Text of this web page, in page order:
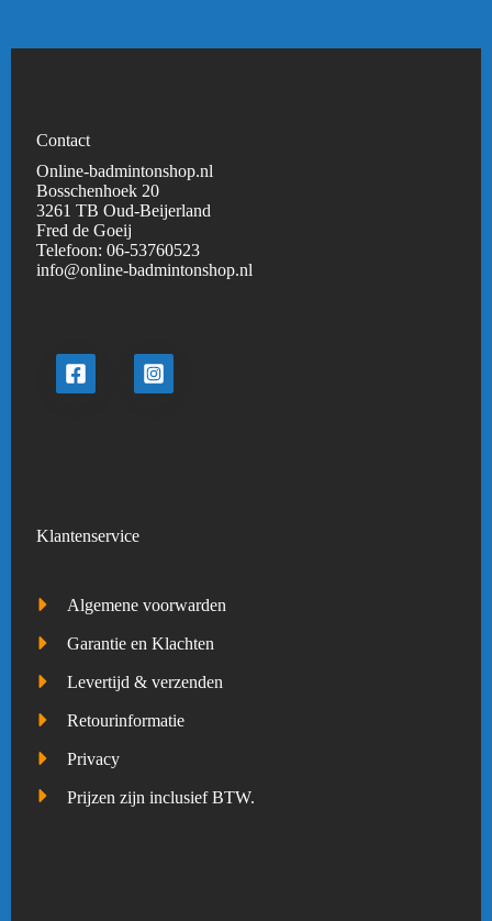
Contact
Online-badmintonshop.nl
Bosschenhoek 20
3261 TB Oud-Beijerland
Fred de Goeij
Telefoon:06-53760523
info@online-badmintonshop.nl
Klantenservice
Algemene voorwarden
Garantie en Klachten
Levertijd & verzenden
Retourinformatie
Privacy
Prijzen zijn inclusief BTW.